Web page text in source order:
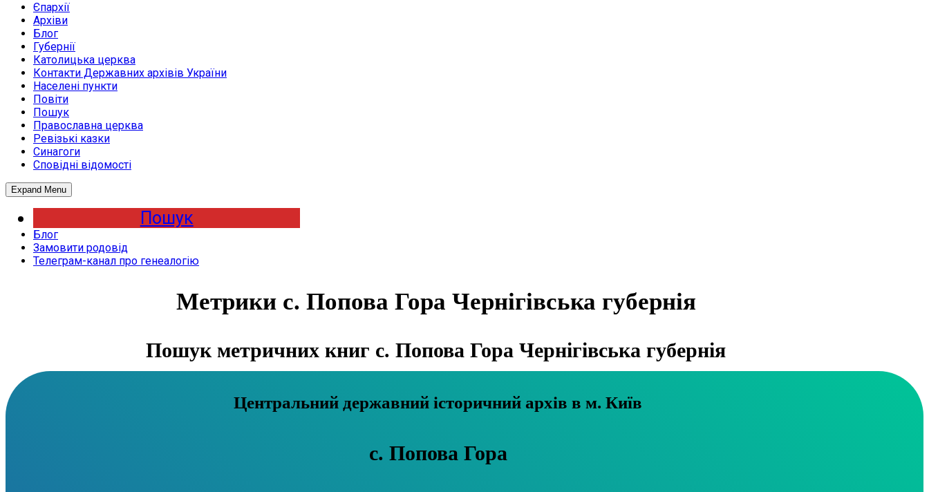
Єпархії
Архіви
Блог
Губернії
Католицька церква
Контакти Державних архівів України
Населені пункти
Повіти
Пошук
Православна церква
Ревізькі казки
Синагоги
Сповідні відомості
Expand Menu
Пошук
Блог
Замовити родовід
Телеграм-канал про генеалогію
Метрики с. Попова Гора Чернігівська губернія
Пошук метричних книг с. Попова Гора Чернігівська губернія
Центральний державний історичний архів в м. Київ
с. Попова Гора